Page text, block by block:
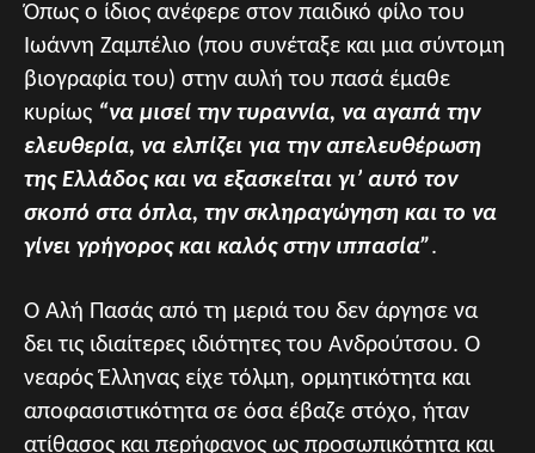
Όπως ο ίδιος ανέφερε στον παιδικό φίλο του
Ιωάννη Ζαμπέλιο (που συνέταξε και μια σύντομη
βιογραφία του) στην αυλή του πασά έμαθε
κυρίως “να μισεί την τυραννία, να αγαπά την
ελευθερία, να ελπίζει για την απελευθέρωση
της Ελλάδος και να εξασκείται γι’ αυτό τον
σκοπό στα όπλα, την σκληραγώγηση και το να
γίνει γρήγορος και καλός στην ιππασία”.
Ο Αλή Πασάς από τη μεριά του δεν άργησε να
δει τις ιδιαίτερες ιδιότητες του Ανδρούτσου. Ο
νεαρός Έλληνας είχε τόλμη, ορμητικότητα και
αποφασιστικότητα σε όσα έβαζε στόχο, ήταν
ατίθασος και περήφανος ως προσωπικότητα και